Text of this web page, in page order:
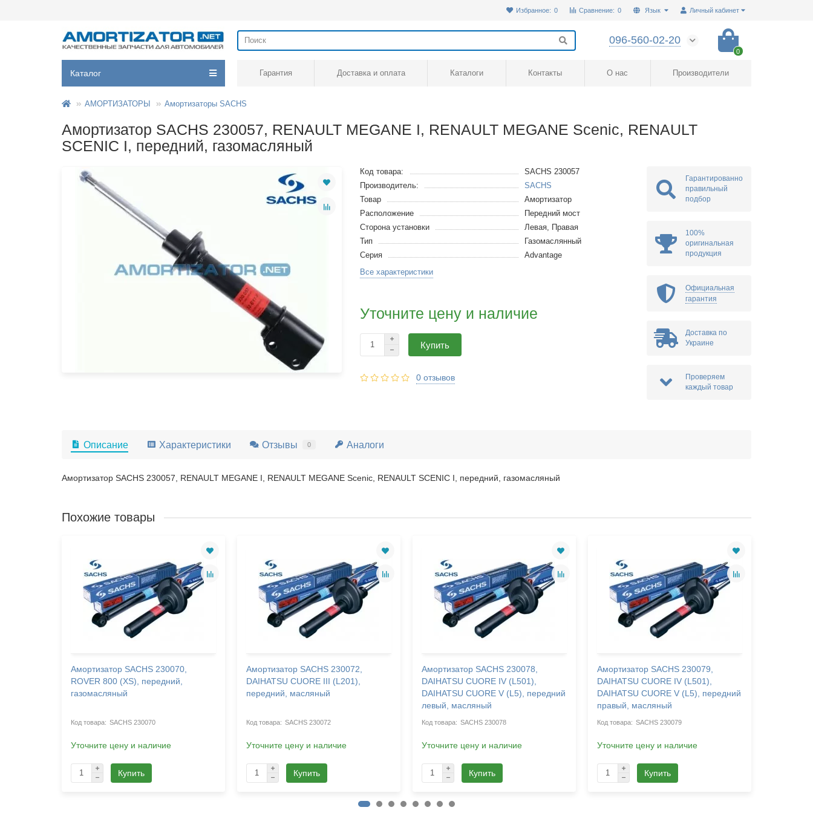
Личный кабинет
Язык
Сравнение: 0
Избранное: 0
096-560-02-20
0
Каталог Гарантия Доставка и оплата Каталоги Контакты О нас Производители
АМОРТИЗАТОРЫ Амортизаторы SACHS
Амортизатор SACHS 230057, RENAULT MEGANE I, RENAULT MEGANE Scenic, RENAULT
SCENIC I, передний, газомасляный
Код товара:
SACHS 230057
Производитель:
SACHS
Товар
Амортизатор
Расположение
Передний мост
Сторона установки
Левая, Правая
Тип
Газомаслянный
Серия
Advantage
Все характеристики
Уточните цену и наличие
Купить
0 отзывов
Гарантированно
правильный
подбор
100%
оригинальная
продукция
Официальная
гарантия
Доставка по
Украине
Проверяем
каждый товар
Описание Характеристики Отзывы 0 Аналоги
Амортизатор SACHS 230057, RENAULT MEGANE I, RENAULT MEGANE Scenic, RENAULT SCENIC I, передний, газомасляный
Похожие товары
Амортизатор SACHS 230070,
ROVER 800 (XS), передний,
газомасляный
SACHS 230070
Уточните цену и наличие
Купить
Амортизатор SACHS 230072,
DAIHATSU CUORE III (L201),
передний, масляный
SACHS 230072
Уточните цену и наличие
Купить
Амортизатор SACHS 230078,
DAIHATSU CUORE IV (L501),
DAIHATSU CUORE V (L5), передний
левый, масляный
SACHS 230078
Уточните цену и наличие
Купить
Амортизатор SACHS 230079,
DAIHATSU CUORE IV (L501),
DAIHATSU CUORE V (L5), передний
правый, масляный
SACHS 230079
Уточните цену и наличие
Купить